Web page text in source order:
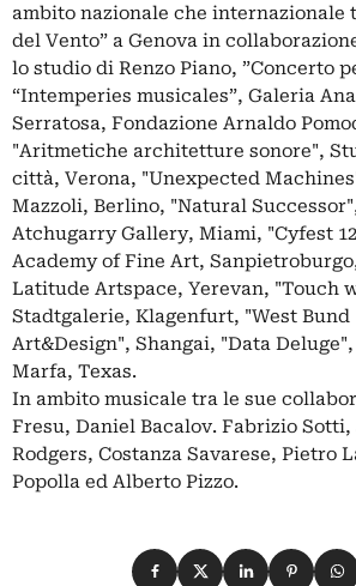
ambito nazionale che internazionale
del Vento” a Genova in
lo studio di Renzo Piano, ”Concerto
“Intemperies musicales”, Galeria Ana
Serratosa, Fondazione Arnaldo
"Aritmetiche architetture sonore",
città, Verona, "Unexpected
Mazzoli, Berlino, "Natural
Atchugarry Gallery, Miami, "Cyfest
Academy of Fine Art,
Latitude Artspace, Yerevan, "Touch
Stadtgalerie, Klagenfurt, "West Bund
Art&Design", Shangai, "Data
Marfa, Texas.
In ambito musicale tra le sue
Fresu, Daniel Bacalov. Fabrizio Sotti,
Rodgers, Costanza Savarese, Pietro
Popolla ed Alberto Pizzo.
Condividi su Facebook
Condividi su X
Condividi su
Condividi